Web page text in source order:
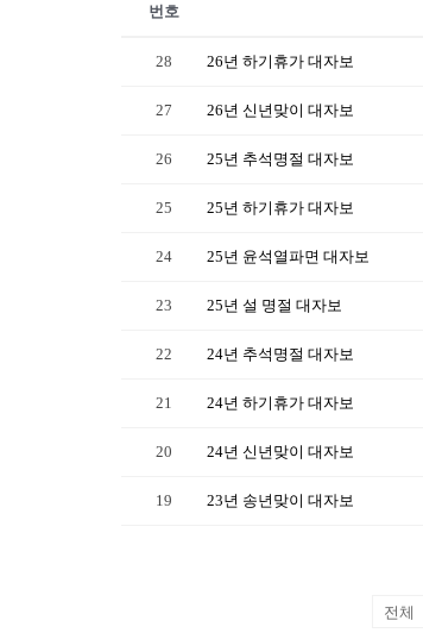
번호
28 26년 하기휴가 대자보
27 26년 신년맞이 대자보
26 25년 추석명절 대자보
25 25년 하기휴가 대자보
24 25년 윤석열파면 대자보
23 25년 설 명절 대자보
22 24년 추석명절 대자보
21 24년 하기휴가 대자보
20 24년 신년맞이 대자보
19 23년 송년맞이 대자보